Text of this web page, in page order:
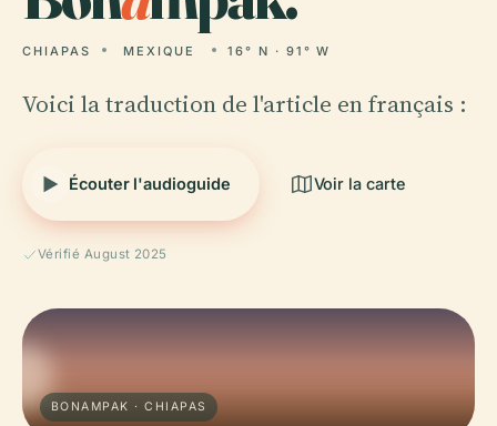
CHIAPAS MEXIQUE 16° N · 91° W
Voici la traduction de l'article en français :
Écouter l'audioguide Voir la carte
Vérifié August 2025
BONAMPAK · CHIAPAS